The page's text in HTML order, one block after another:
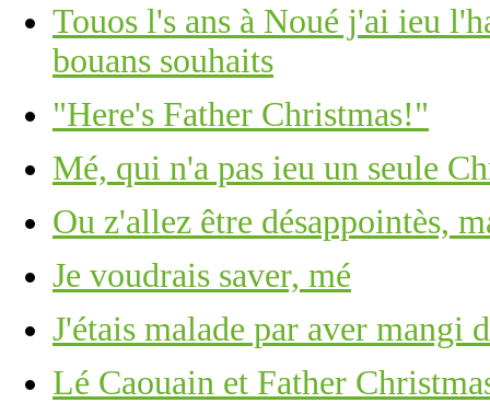
Touos l's ans à Noué j'ai ieu
bouans souhaits
"Here's Father Christmas!"
Mé, qui n'a pas ieu un seule
Ou z'allez être désappointès,
Je voudrais saver, mé
J'étais malade par aver mangi
Lé Caouain et Father